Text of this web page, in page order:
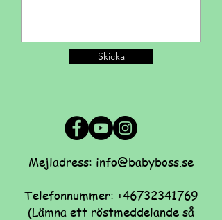
Skicka
Mejladress: info@babyboss.se
Telefonnummer: +46732341769
(Lämna ett röstmeddelande så